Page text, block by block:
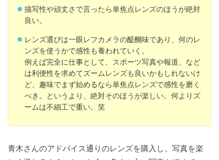
描写性や頑丈さで言ったら単焦点レンズのほうが絶対
良い。
レンズ選びは一眼レフカメラの醍醐味であり、何のレ
ンズを使うかで感性も養われていく。
例えば完全に仕事として、スポーツ写真や報道、など
は利便性を求めてズームレンズも良いかもしれないけ
ど、趣味でまず始めるなら単焦点レンズで感性を磨く
べき。というより、絶対そのほうが楽しい。何よりズ
ームは不細工で重い。笑
青木さんのアドバイス通りのレンズを購入し、写真を楽